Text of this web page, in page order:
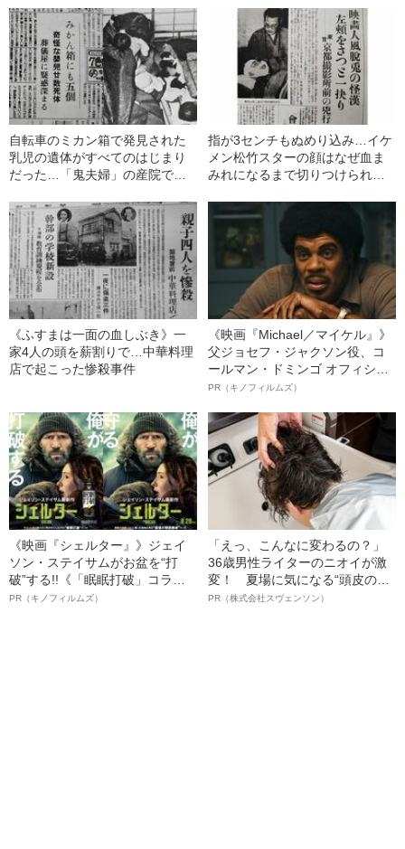
自転車のミカン箱で発見された
乳児の遺体がすべてのはじまり
だった…「鬼夫婦」の産院で何
指が3センチもぬめり込み…イケ
メン松竹スターの顔はなぜ血ま
みれになるまで切りつけられた
《ふすまは一面の血しぶき》一
家4人の頭を薪割りで…中華料理
店で起こった惨殺事件
《映画『Michael／マイケル』》
父ジョセフ・ジャクソン役、コ
ールマン・ドミンゴ オフィシャ
ルインタビュー“観客を魅了した
語る”《日本興収70億円突破》
PR（キノフィルムズ）
《映画『シェルター』》ジェイ
ソン・ステイサムがお盆を“打
破”する!!《「眠眠打破」コラ
ボ》
PR（キノフィルムズ）
「えっ、こんなに変わるの？」
36歳男性ライターのニオイが激
変！ 夏場に気になる“頭皮のニ
オイ”や“ベタつき”を解消す
PR（株式会社スヴェンソン）